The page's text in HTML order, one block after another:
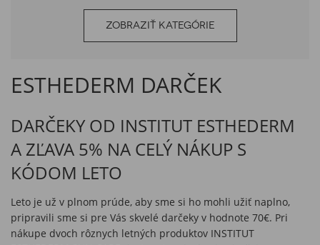
ZOBRAZIŤ KATEGÓRIE
ESTHEDERM DARČEK
DARČEKY OD INSTITUT ESTHEDERM
A ZĽAVA 5% NA CELÝ NÁKUP S
KÓDOM LETO
Leto je už v plnom prúde, aby sme si ho mohli užiť naplno,
pripravili sme si pre Vás skvelé darčeky v hodnote 70€. Pri
nákupe dvoch rôznych letných produktov INSTITUT